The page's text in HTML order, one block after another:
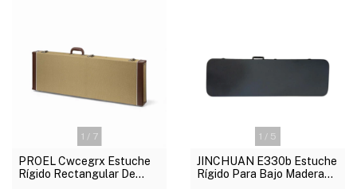
1 / 7
PROEL Cwcegrx Estuche
Rígido Rectangular De
1 / 5
JINCHUAN E330b Estuche
Rígido Para Bajo Madera